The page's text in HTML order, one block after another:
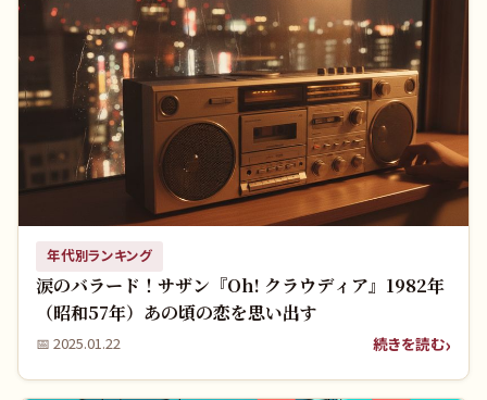
年代別ランキング
涙のバラード！サザン『Oh! クラウディア』1982年
（昭和57年）あの頃の恋を思い出す
📅 2025.01.22 続きを読む